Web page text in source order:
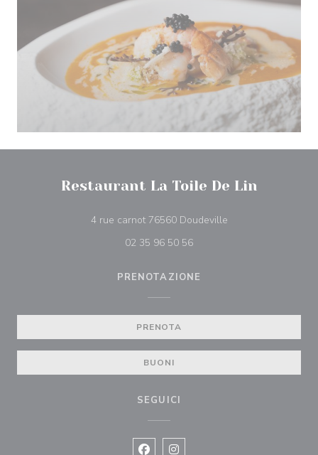
Restaurant La Toile De Lin
4 rue carnot 76560 Doudeville((apre una nuova
02 35 96 50 56
PRENOTAZIONE
PRENOTA
BUONI
SEGUICI